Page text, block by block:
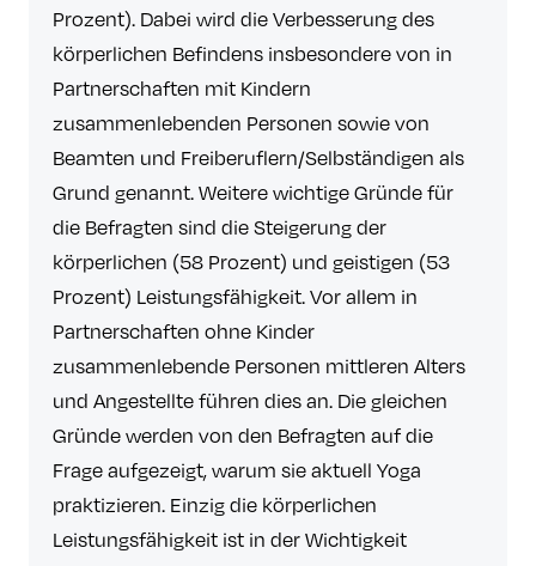
Prozent). Dabei wird die Verbesserung des
körperlichen Befindens insbesondere von in
Partnerschaften mit Kindern
zusammenlebenden Personen sowie von
Beamten und Freiberuflern/Selbständigen als
Grund genannt. Weitere wichtige Gründe für
die Befragten sind die Steigerung der
körperlichen (58 Prozent) und geistigen (53
Prozent) Leistungsfähigkeit. Vor allem in
Partnerschaften ohne Kinder
zusammenlebende Personen mittleren Alters
und Angestellte führen dies an. Die gleichen
Gründe werden von den Befragten auf die
Frage aufgezeigt, warum sie aktuell Yoga
praktizieren. Einzig die körperlichen
Leistungsfähigkeit ist in der Wichtigkeit